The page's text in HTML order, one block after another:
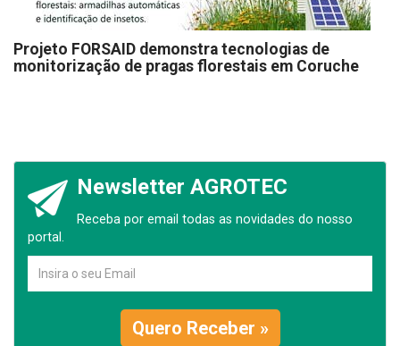
Projeto FORSAID demonstra tecnologias de
monitorização de pragas florestais em Coruche
Newsletter AGROTEC
Receba por email todas as novidades do nosso
portal.
Quero Receber »